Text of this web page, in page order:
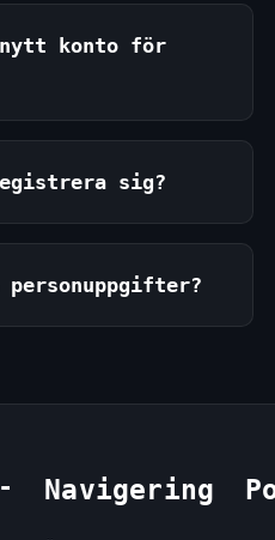
konto för
sig?
personuppgifter?
Navigering